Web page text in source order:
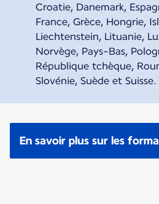
Croatie, Danemark,
France, Grèce, Hongrie,
Liechtenstein, Lituanie,
Norvège, Pays-Bas,
République tchèque,
Slovénie, Suède et Suisse.
En savoir plus sur les